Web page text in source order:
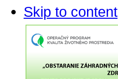
Skip to content